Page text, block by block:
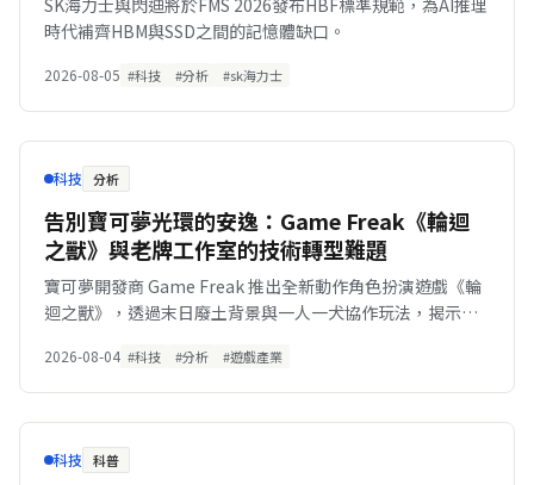
SK海力士與閃迪將於FMS 2026發布HBF標準規範，為AI推理
時代補齊HBM與SSD之間的記憶體缺口。
2026-08-05 #科技 #分析 #sk海力士
科技 分析
告別寶可夢光環的安逸：Game Freak《輪迴
之獸》與老牌工作室的技術轉型難題
寶可夢開發商 Game Freak 推出全新動作角色扮演遊戲《輪
迴之獸》，透過末日廢土背景與一人一犬協作玩法，揭示這
2026-08-04 #科技 #分析 #遊戲產業
科技 科普